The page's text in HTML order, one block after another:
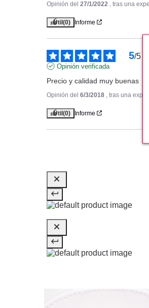
Opinión del 27/1/2022 , tras una
Útil (0) Informe
5/5
Opinión verificada
Precio y calidad muy buenas
Opinión del 6/3/2018 , tras una
Útil (0) Informe